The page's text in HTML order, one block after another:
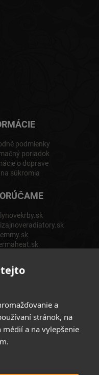
tejto
a
stránok, na
a na vylepšenie
podmienky
poriadok
o doprave
súkromia
vždy informovaný o
údajov